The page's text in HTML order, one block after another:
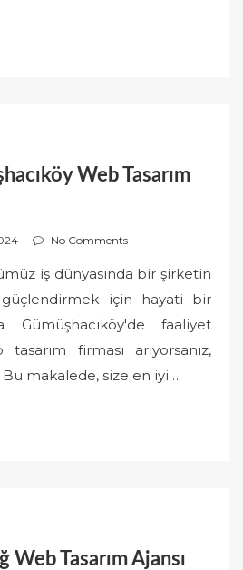
Web Tasarım
No Comments
iş dünyasında bir şirketin
güçlendirmek için hayati bir
Gümüşhacıköy'de faaliyet
firması arıyorsanız,
makalede, size en iyi…
Web Tasarım Ajansı